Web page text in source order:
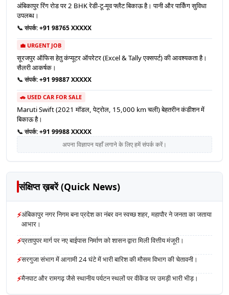
अंबिकापुर रिंग रोड पर 2 BHK रेडी-टू-मूव फ्लैट बिकाऊ है। पानी और पार्किंग सुविधा
उपलब्ध।
📞 संपर्क:+91 98765 XXXXX
💼 URGENT JOB
सूरजपुर ऑफिस हेतु कंप्यूटर ऑपरेटर (Excel & Tally एक्सपर्ट) की आवश्यकता है।
सैलरी आकर्षक।
📞 संपर्क:+91 99887 XXXXX
🚗 USED CAR FOR SALE
Maruti Swift (2021 मॉडल, पेट्रोल, 15,000 km चली) बेहतरीन कंडीशन में
बिकाऊ है।
📞 संपर्क:+91 99988 XXXXX
अपना विज्ञापन यहाँ लगाने के लिए हमें संपर्क करें।
संक्षिप्त ख़बरें (Quick News)
⚡अंबिकापुर नगर निगम बना प्रदेश का नंबर वन स्वच्छ शहर, महापौर ने जनता का जताया
आभार।
⚡प्रतापुपर मार्ग पर नए बाईपास निर्माण को शासन द्वारा मिली वित्तीय मंजूरी।
⚡सरगुजा संभाग में आगामी 24 घंटे में भारी बारिश की मौसम विभाग की चेतावनी।
⚡मैनपाट और रामगढ़ जैसे स्थानीय पर्यटन स्थलों पर वीकेंड पर उमड़ी भारी भीड़।